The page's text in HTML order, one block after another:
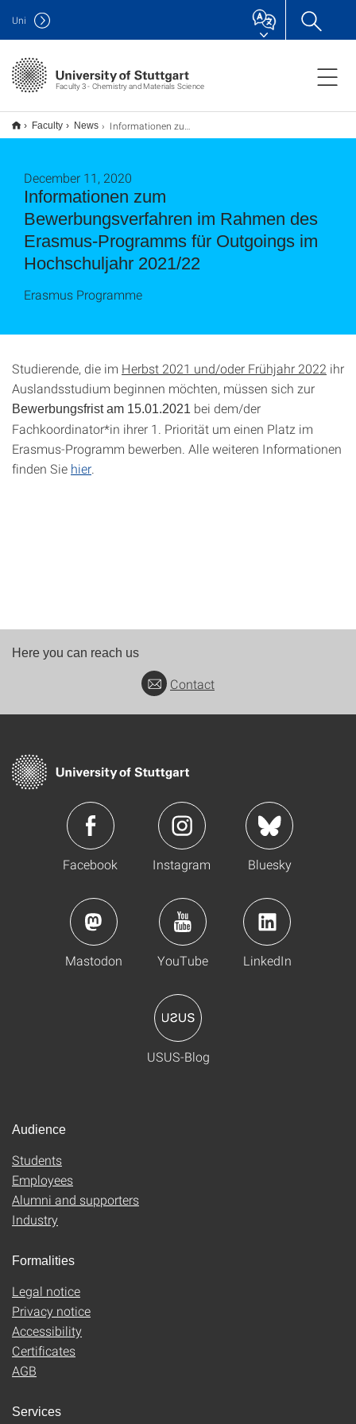
Faculty 3 - Chemistry and Materials Science
Uni
Faculty News Informationen zum Bewerbungsverfahren im Rahmen des Erasmus-Programms für Outgoings im Hochschuljahr 2021/22
Informationen zum
Bewerbungsverfahren im Rahmen des
Erasmus-Programms für Outgoings im
Hochschuljahr 2021/22
December 11, 2020
Erasmus Programme
Studierende, die im Herbst 2021 und/oder Frühjahr 2022 ihr
Auslandsstudium beginnen möchten, müssen sich zur
Bewerbungsfrist am 15.01.2021 bei dem/der
Fachkoordinator*in ihrer 1. Priorität um einen Platz im
Erasmus-Programm bewerben. Alle weiteren Informationen
finden Sie hier
Here you can reach us
Contact
Facebook Instagram Bluesky
Mastodon YouTube LinkedIn
USUS-Blog
Audience
Students
Employees
Alumni and supporters
Industry
Formalities
Legal notice
Privacy notice
Accessibility
Certificates
AGB
Services